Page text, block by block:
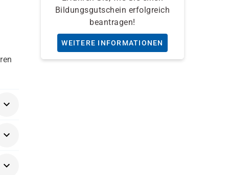
Bildungsgutschein erfolgreich
beantragen!
WEITERE INFORMATIONEN